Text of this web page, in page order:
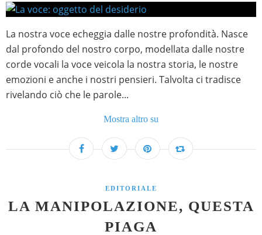
La nostra voce echeggia dalle nostre profondità. Nasce
dal profondo del nostro corpo, modellata dalle nostre
corde vocali la voce veicola la nostra storia, le nostre
emozioni e anche i nostri pensieri. Talvolta ci tradisce
rivelando ciò che le parole...
Mostra altro su
EDITORIALE
LA MANIPOLAZIONE, QUESTA
PIAGA